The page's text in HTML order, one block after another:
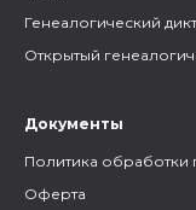
Генеалогический
Открытый
Документы
Политика обработки
Оферта